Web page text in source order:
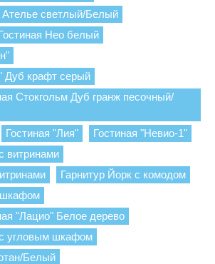
светлый/Белый
Нео белый
Дуб крафт серый
Стокгольм Дуб гранж песочный/
Гостиная "Лия"
Гостиная "Невио-1"
витринами
Гарнитур Йорк с комодом
шкафом
"Лацио" Белое дерево
угловым шкафом
Белый